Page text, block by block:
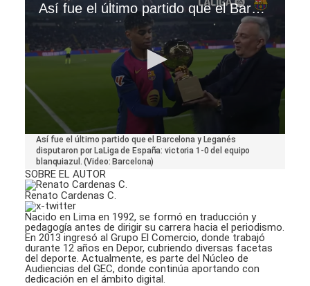
Así fue el último partido que el Barcelona y Leganés disputaron por LaLiga de España
seconds
3
minutes,
4
seconds
Así fue el último partido que el Barcelona y Leganés
disputaron por LaLiga de España: victoria 1-0 del equipo
blanquiazul. (Video: Barcelona)
SOBRE EL AUTOR
Renato Cardenas C.
Nacido en Lima en 1992, se formó en traducción y
pedagogía antes de dirigir su carrera hacia el periodismo.
En 2013 ingresó al Grupo El Comercio, donde trabajó
durante 12 años en Depor, cubriendo diversas facetas
del deporte. Actualmente, es parte del Núcleo de
Audiencias del GEC, donde continúa aportando con
dedicación en el ámbito digital.